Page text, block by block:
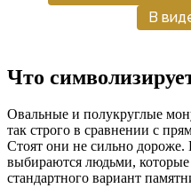
В
Что
Овальные и полукруглые
так строго в сравнении с
Стоят они не сильно дороже.
выбираются людьми,
стандартного вариант